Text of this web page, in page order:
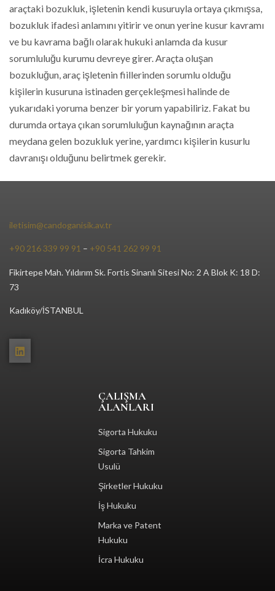
araçtaki bozukluk, işletenin kendi kusuruyla ortaya çıkmışsa,
bozukluk ifadesi anlamını yitirir ve onun yerine kusur kavramı
ve bu kavrama bağlı olarak hukuki anlamda da kusur
sorumluluğu kurumu devreye girer. Araçta oluşan
bozukluğun, araç işletenin fiillerinden sorumlu olduğu
kişilerin kusuruna istinaden gerçekleşmesi halinde de
yukarıdaki yoruma benzer bir yorum yapabiliriz. Fakat bu
durumda ortaya çıkan sorumluluğun kaynağının araçta
meydana gelen bozukluk yerine, yardımcı kişilerin kusurlu
davranışı olduğunu belirtmek gerekir.
iletisim@candoganisik.av.tr
+90 216 339 99 91 – +90 541 262 99 91
Fikirtepe Mah. Yıldırım Sk. Fortis Sinanlı Sitesi No: 2 A Blok K: 18 D:
73
Kadıköy/İSTANBUL
ÇALIŞMA
ALANLARI
Sigorta Hukuku
Sigorta Tahkim
Usulü
Şirketler Hukuku
İş Hukuku
Marka ve Patent
Hukuku
İcra Hukuku